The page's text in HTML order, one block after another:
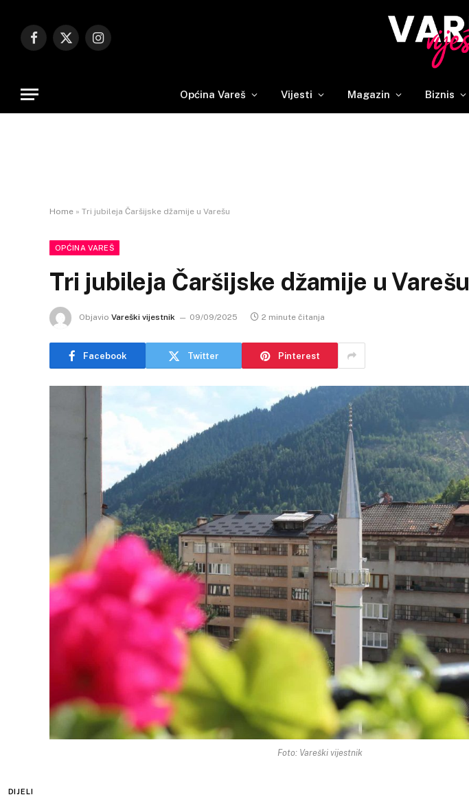
Facebook
X
Instagram
Općina Vareš Vijesti Magazin Biznis
Home » Tri jubileja Čaršijske džamije u Varešu
OPĆINA VAREŠ
Tri jubileja Čaršijske džamije u Varešu
Objavio Vareški vijestnik 09/09/2025 2 minute čitanja
Facebook Twitter Pinterest
Foto: Vareški vijestnik
DIJELI